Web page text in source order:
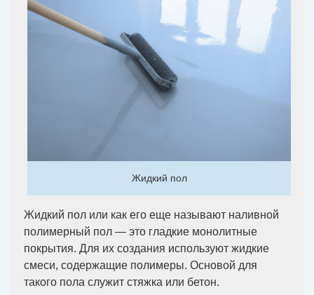
Жидкий пол
Жидкий пол или как его еще называют наливной
полимерный пол — это гладкие монолитные
покрытия. Для их создания используют жидкие
смеси, содержащие полимеры. Основой для
такого пола служит стяжка или бетон.